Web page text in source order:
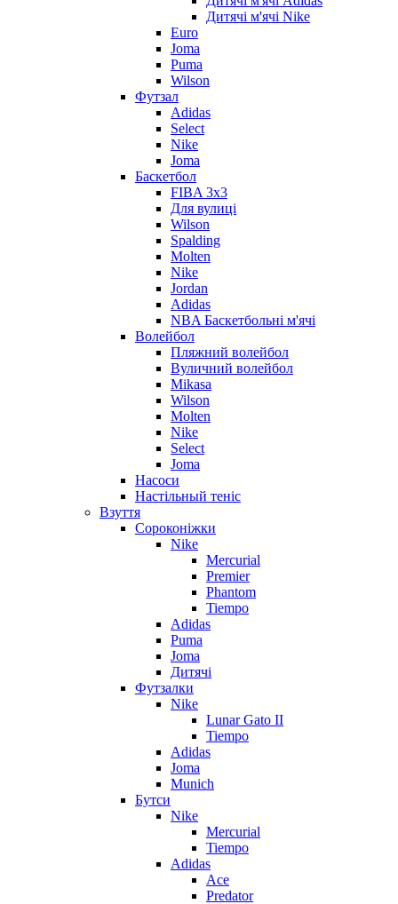
Дитячі м'ячі Nike
Euro
Joma
Puma
Wilson
Футзал
Adidas
Select
Nike
Joma
Баскетбол
FIBA 3x3
Для вулиці
Wilson
Spalding
Molten
Nike
Jordan
Adidas
NBA Баскетбольні м'ячі
Волейбол
Пляжний волейбол
Вуличний волейбол
Mikasa
Wilson
Molten
Nike
Select
Joma
Насоси
Настільный теніс
Взуття
Сороконіжки
Nike
Mercurial
Premier
Phantom
Tiempo
Adidas
Puma
Joma
Дитячі
Футзалки
Nike
Lunar Gato II
Tiempo
Adidas
Joma
Munich
Бутси
Nike
Mercurial
Tiempo
Adidas
Ace
Predator